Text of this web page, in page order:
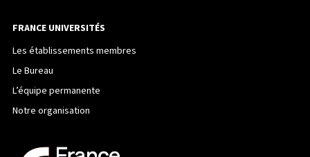
FRANCE UNIVERSITÉS
Les établissements membres
Le Bureau
L’équipe permanente
Notre organisation